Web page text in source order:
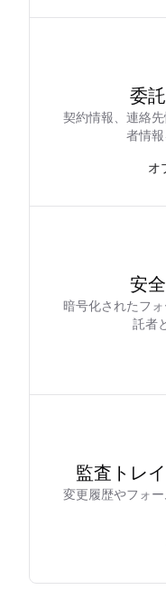
委
契約情報、連絡
者情報
オ
安
暗号化されたフ
託者
監査トレ
変更履歴やフォ